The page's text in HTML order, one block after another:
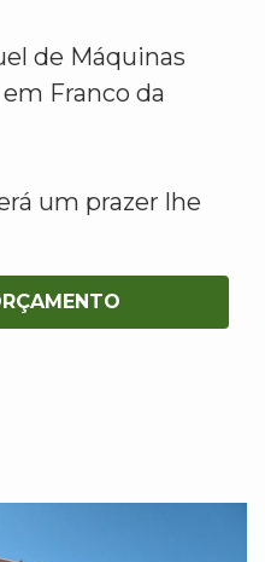
de Máquinas
Franco da
um prazer lhe